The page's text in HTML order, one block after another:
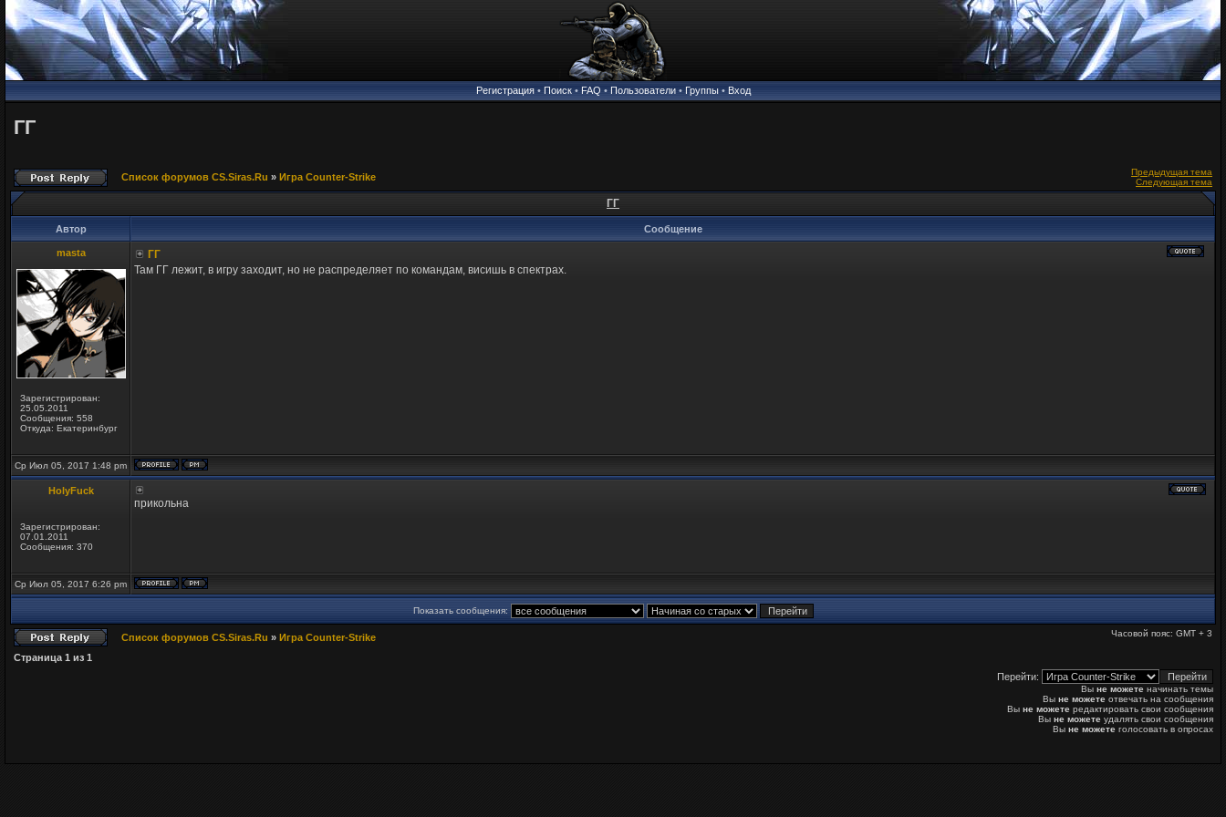
Регистрация• Поиск• FAQ • Пользователи• Группы• Вход
ГГ
Список форумов CS.Siras.Ru » Игра Counter-Strike
Предыдущая тема
Следующая тема
ГГ
Автор Сообщение
masta
Зарегистрирован:
25.05.2011
Сообщения: 558
Откуда: Екатеринбург
ГГ
Там ГГ лежит, в игру заходит, но не распределяет по командам, висишь в спектрах.
Ср Июл 05, 2017 1:48 pm
HolyFuck
Зарегистрирован:
07.01.2011
Сообщения: 370
прикольна
Ср Июл 05, 2017 6:26 pm
Показать сообщения:
Список форумов CS.Siras.Ru » Игра Counter-Strike Часовой пояс: GMT + 3
Страница 1 из 1
Перейти:
Вы не можете начинать темы
Вы не можете отвечать на сообщения
Вы не можете редактировать свои сообщения
Вы не можете удалять свои сообщения
Вы не можете голосовать в опросах